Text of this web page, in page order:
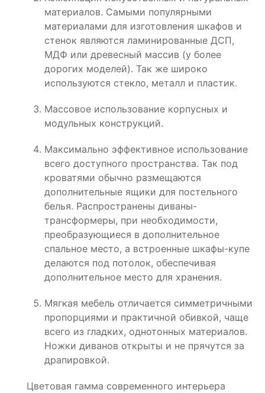
материалов. Самыми популярными
материалами для изготовления шкафов и
стенок являются ламинированные ДСП,
МДФ или древесный массив (у более
дорогих моделей). Так же широко
используются стекло, металл и пластик.
Массовое использование корпусных и
модульных конструкций.
Максимально эффективное использование
всего доступного пространства. Так под
кроватями обычно размещаются
дополнительные ящики для постельного
белья. Распространены диваны-
трансформеры, при необходимости,
преобразующиеся в дополнительное
спальное место, а встроенные шкафы-купе
делаются под потолок, обеспечивая
дополнительное место для хранения.
Мягкая мебель отличается симметричными
пропорциями и практичной обивкой, чаще
всего из гладких, однотонных материалов.
Ножки диванов открыты и не прячутся за
драпировкой.
Цветовая гамма современного интерьера